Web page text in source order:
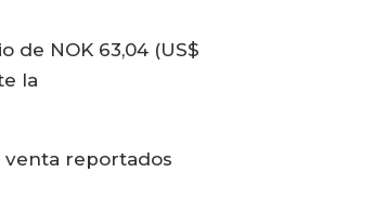
de NOK 63,04 (US$
la
venta reportados